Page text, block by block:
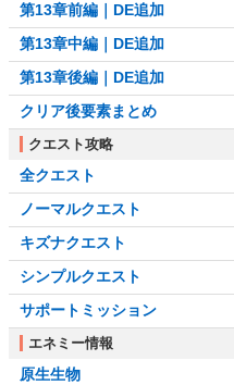
第13章前編｜DE追加
第13章中編｜DE追加
第13章後編｜DE追加
クリア後要素まとめ
クエスト攻略
全クエスト
ノーマルクエスト
キズナクエスト
シンプルクエスト
サポートミッション
エネミー情報
原生生物